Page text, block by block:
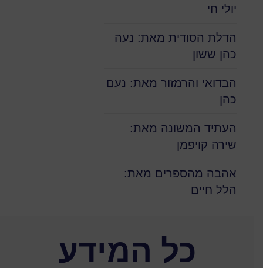
יולי חי
הדלת הסודית מאת: נעה
כהן ששון
הבדואי והרמזור מאת: נעם
כהן
העתיד המשונה מאת:
שירה קויפמן
אהבה מהספרים מאת:
הלל חיים
כל המידע